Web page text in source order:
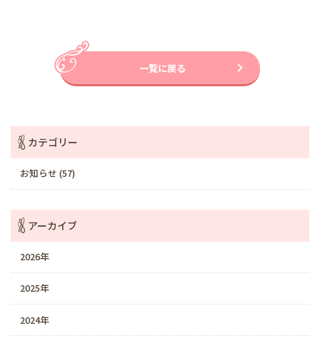
一覧に戻る
カテゴリー
お知らせ (57)
アーカイブ
2026年
2025年
2024年